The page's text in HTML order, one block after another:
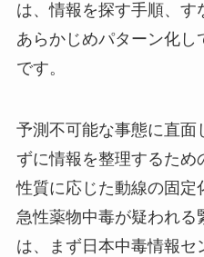
は、情報を探す手順、す
あらかじめパターン化し
です。
予測不可能な事態に直面
ずに情報を整理するため
性質に応じた動線の固定
急性薬物中毒が疑われる
は、まず日本中毒情報